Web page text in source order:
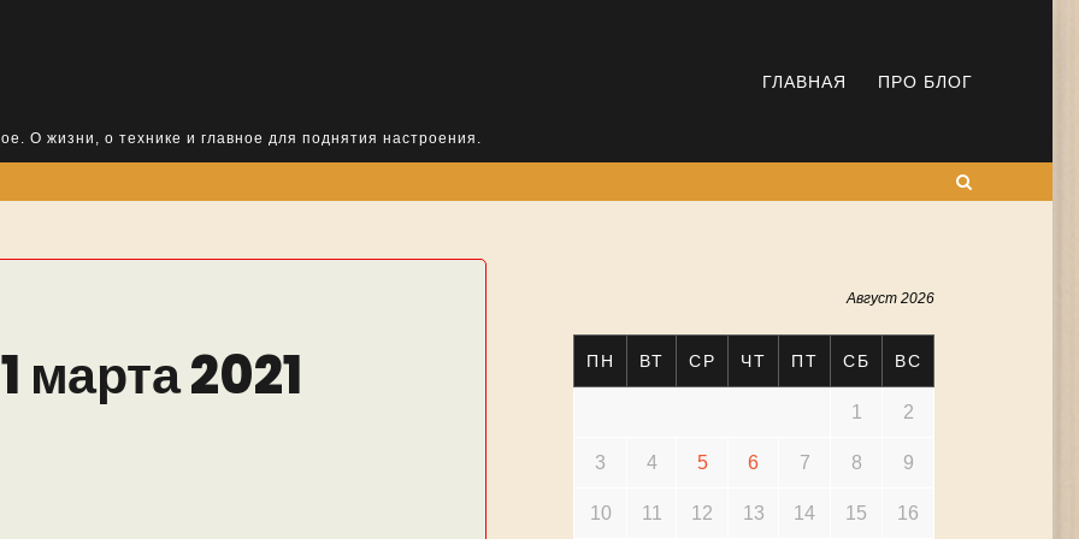
О жизни, о технике и главное для поднятия настроения.
ГЛАВНАЯ ПРО БЛОГ
марта 2021
Август 2026
ПН ВТ СР ЧТ ПТ СБ ВС
1 2
3 4 5 6 7 8 9
10 11 12 13 14 15 16